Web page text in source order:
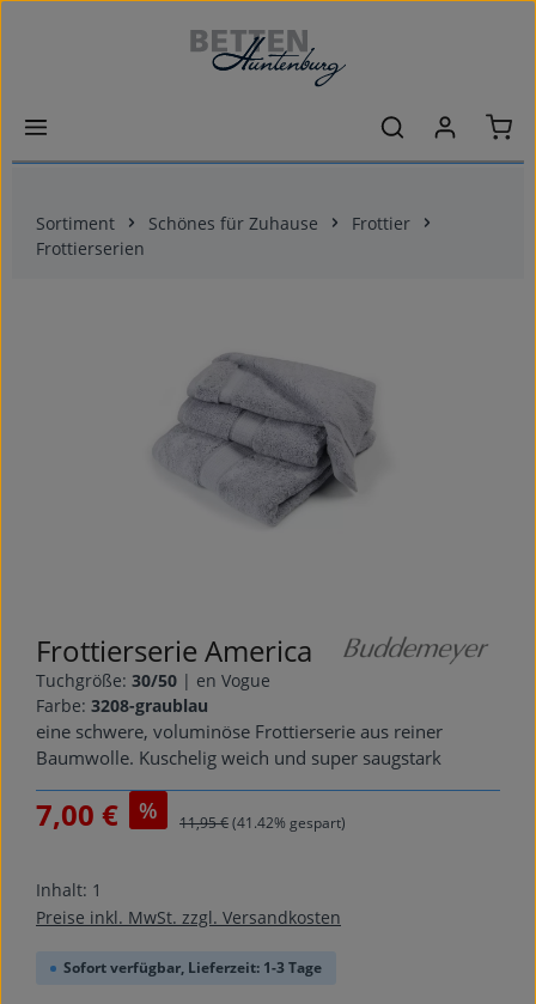
Zum Hauptinhalt springen
Sortiment Schönes für Zuhause
Frottier
Frottierserien
Frottierserie America
Tuchgröße: 30/50 | en Vogue
Farbe: 3208-graublau
eine schwere, voluminöse Frottierserie aus reiner
Baumwolle. Kuschelig weich und super saugstark
Verkaufspreis:
7,00 € % Regulärer Preis:
11,95 €(41.42% gespart)
Inhalt: 1
Preise inkl. MwSt. zzgl. Versandkosten
Sofort verfügbar, Lieferzeit: 1-3 Tage